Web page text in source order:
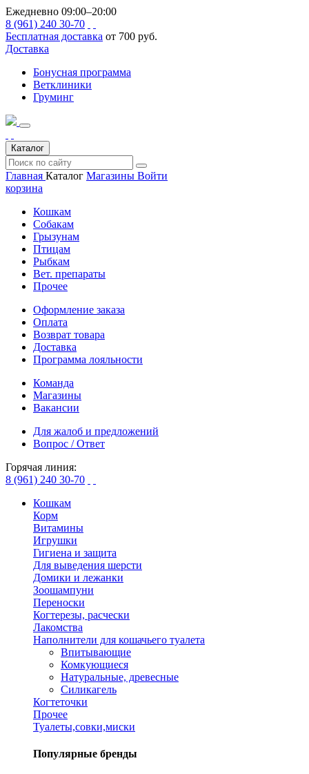
Ежедневно 09:00–20:00
8 (961) 240 30-70
Бесплатная доставка от 700 руб.
Доставка
Бонусная программа
Ветклиники
Груминг
Каталог
Главная Каталог Магазины Войти
корзина
Кошкам
Собакам
Грызунам
Птицам
Рыбкам
Вет. препараты
Прочее
Оформление заказа
Оплата
Возврат товара
Доставка
Программа лояльности
Команда
Магазины
Вакансии
Для жалоб и предложений
Вопрос / Ответ
Горячая линия:
8 (961) 240 30-70
Кошкам
Корм
Витамины
Игрушки
Гигиена и защита
Для выведения шерсти
Домики и лежанки
Зоошампуни
Переноски
Когтерезы, расчески
Лакомства
Наполнители для кошачьего туалета
Впитывающие
Комкующиеся
Натуральные, древесные
Силикагель
Когтеточки
Прочее
Туалеты,совки,миски
Популярные бренды